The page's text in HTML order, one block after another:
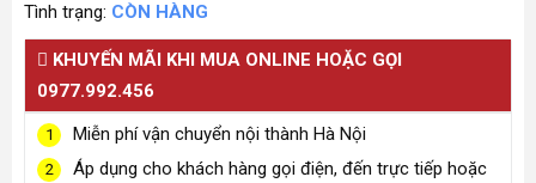
Tình trạng: CÒN HÀNG
KHUYẾN MÃI KHI MUA ONLINE HOẶC GỌI
0977.992.456
1 Miễn phí vận chuyển nội thành Hà Nội
2
Áp dụng cho khách hàng gọi điện, đến trực tiếp hoặc